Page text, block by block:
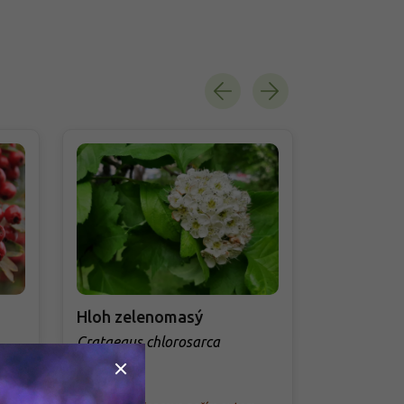
Hloh zelenomasý
Crataegus chlorosarca